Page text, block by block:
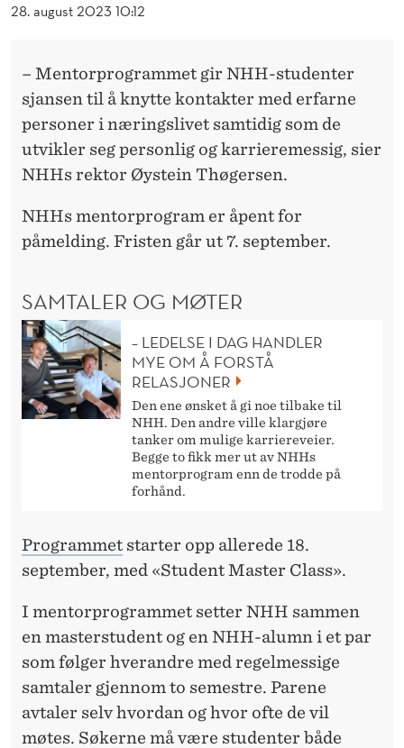
28. august 2023 10:12
– Mentorprogrammet gir NHH-studenter
sjansen til å knytte kontakter med erfarne
personer i næringslivet samtidig som de
utvikler seg personlig og karrieremessig, sier
NHHs rektor Øystein Thøgersen.
NHHs mentorprogram er åpent for
påmelding. Fristen går ut 7. september.
SAMTALER OG MØTER
– LEDELSE I DAG HANDLER
MYE OM Å FORSTÅ
RELASJONER
Den ene ønsket å gi noe tilbake til
NHH. Den andre ville klargjøre
tanker om mulige karriereveier.
Begge to fikk mer ut av NHHs
mentorprogram enn de trodde på
forhånd.
Programmet starter opp allerede 18.
september, med «Student Master Class».
I mentorprogrammet setter NHH sammen
en masterstudent og en NHH-alumn i et par
som følger hverandre med regelmessige
samtaler gjennom to semestre. Parene
avtaler selv hvordan og hvor ofte de vil
møtes. Søkerne må være studenter både